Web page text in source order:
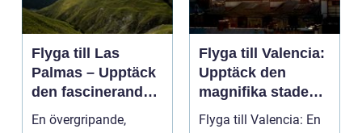
Flyga till Las
Palmas – Upptäck
den fascinerande
ögruppen
En övergripande,
Flyga till Valencia:
Upptäck den
magnifika staden
med sin rika
Flyga till Valencia: En